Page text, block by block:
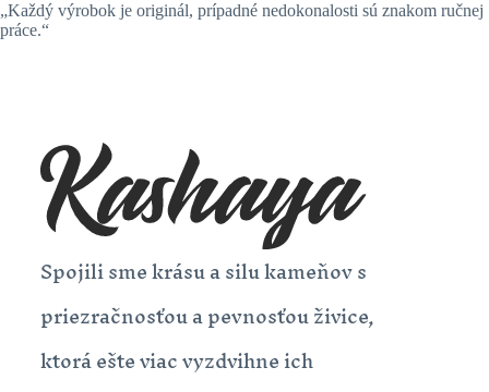
„Každý výrobok je originál, prípadné nedokonalosti sú znakom ručnej
práce.“
Spojili sme krásu a silu kameňov s
priezračnosťou a pevnosťou živice,
ktorá ešte viac vyzdvihne ich